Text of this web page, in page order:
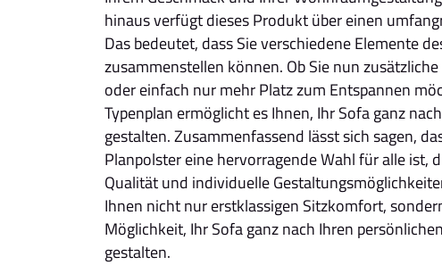
hinaus verfügt dieses Produkt über einen
Das bedeutet, dass Sie verschiedene Elemente
zusammenstellen können. Ob Sie nun
oder einfach nur mehr Platz zum Entspannen
Typenplan ermöglicht es Ihnen, Ihr Sofa ganz
gestalten. Zusammenfassend lässt sich sagen,
Planpolster eine hervorragende Wahl für alle ist,
Qualität und individuelle
Ihnen nicht nur erstklassigen Sitzkomfort,
Möglichkeit, Ihr Sofa ganz nach Ihren
gestalten.